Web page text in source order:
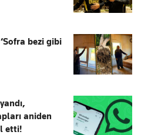
bezi gibi
aniden
etti!